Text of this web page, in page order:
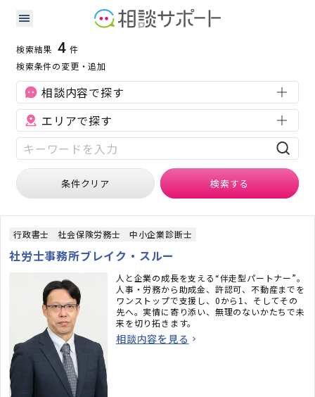
岩手県の許認可に強い専門家の検索結果
許認可
検索結果 4 件
検索条件の変更・追加
相談内容で探す
エリアで探す
条件クリア 検索する
行政書士 社会保険労務士 中小企業診断士
社労士事務所ブレイク・スルー
人と企業の成長を支える“伴走型パートナー”。
人事・労務から助成金、許認可、不動産までを
ワンストップで支援し、0から1、そしてその
先へ。実情に寄り添い、無理のないかたちで未
来を切り拓きます。
相談内容を見る